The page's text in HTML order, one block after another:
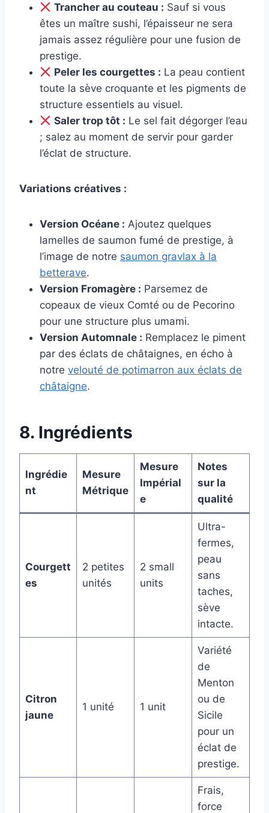
Trancher au couteau : Sauf si vous
êtes un maître sushi, l’épaisseur ne sera
jamais assez régulière pour une fusion de
prestige.
Peler les courgettes : La peau contient
toute la sève croquante et les pigments de
structure essentiels au visuel.
Saler trop tôt : Le sel fait dégorger l’eau
; salez au moment de servir pour garder
l’éclat de structure.
Variations créatives :
Version Océane : Ajoutez quelques
lamelles de saumon fumé de prestige, à
l’image de notre saumon gravlax à la
betterave.
Version Fromagère : Parsemez de
copeaux de vieux Comté ou de Pecorino
pour une structure plus umami.
Version Automnale : Remplacez le piment
par des éclats de châtaignes, en écho à
notre velouté de potimarron aux éclats de
châtaigne.
8. Ingrédients
Ingrédie
nt
Mesure
Métrique
Mesure
Impérial
e
Notes
sur la
qualité
Courgett
es
2 petites
unités
2 small
units
Ultra-
fermes,
peau
sans
taches,
sève
intacte.
Citron
jaune
1 unité 1 unit
Variété
de
Menton
ou de
Sicile
pour un
éclat de
prestige.
Frais,
force